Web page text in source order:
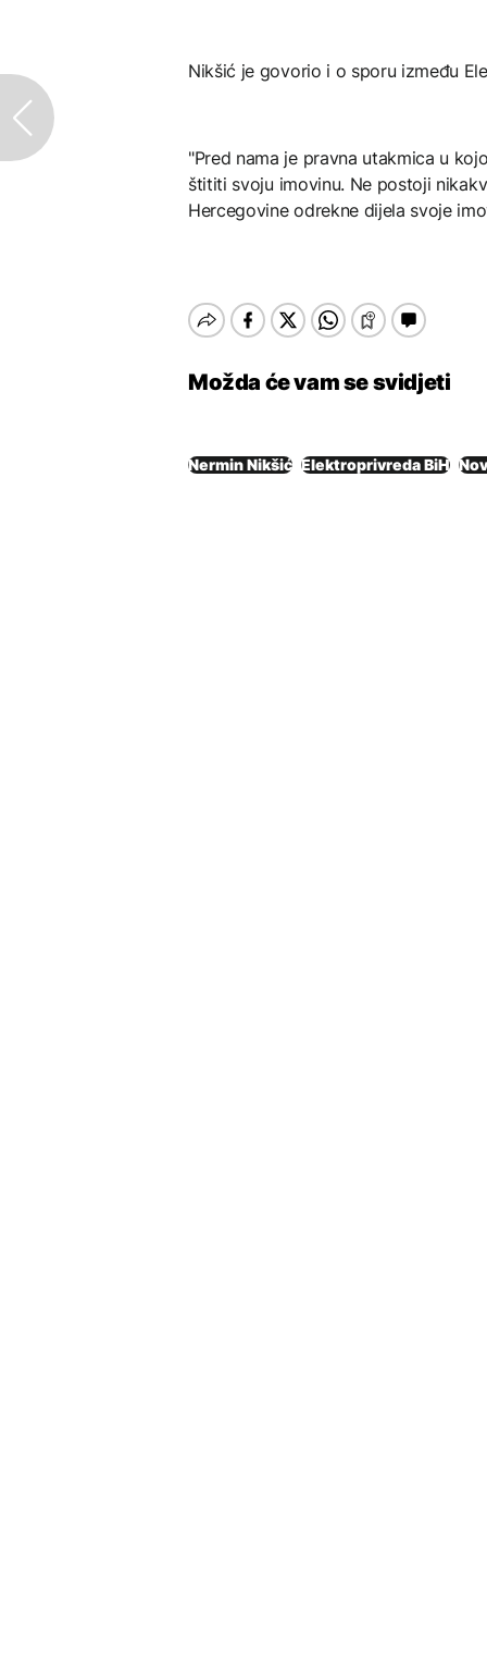
Nikšić je govorio i o sporu između
"Pred nama je pravna utakmica u
štititi svoju imovinu. Ne postoji
Hercegovine odrekne dijela svoje
Možda će vam se svidjeti
Nermin Nikšić Elektroprivreda BiH